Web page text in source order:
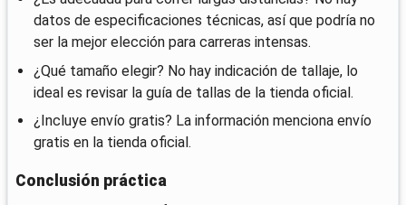
datos de especificaciones técnicas, así que podría no
ser la mejor elección para carreras intensas.
¿Qué tamaño elegir? No hay indicación de tallaje, lo
ideal es revisar la guía de tallas de la tienda oficial.
¿Incluye envío gratis? La información menciona envío
gratis en la tienda oficial.
Conclusión práctica